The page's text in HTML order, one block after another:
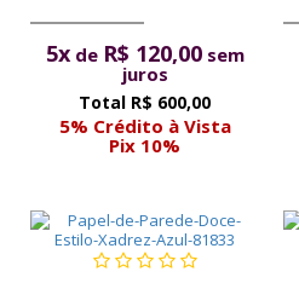
5xde R$ 120,00sem
juros
R$ 600,00
5% Crédito à Vista
Pix 10%